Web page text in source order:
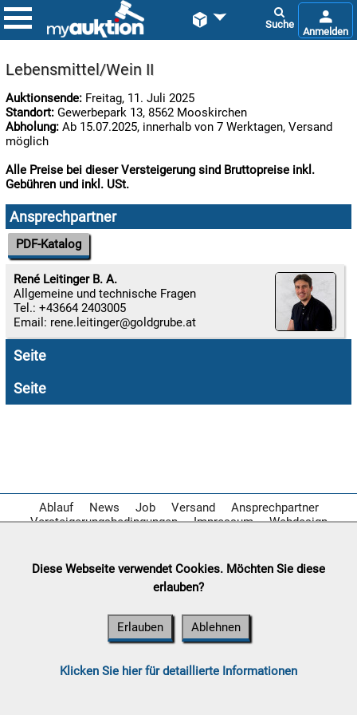
 
09.08:
Chips
Blitzaktion

09.08:


09.08:
10.08:
Lebensmittel/Wein II
Auktionsende: Freitag, 11. Juli 2025
Standort: Gewerbepark 13, 8562 Mooskirchen
Abholung: Ab 15.07.2025, innerhalb von 7 Werktagen, Versand
möglich
Alle Preise bei dieser Versteigerung sind Bruttopreise inkl.
Gebühren und inkl. USt.
Ansprechpartner
PDF-Katalog
René Leitinger B. A.
Allgemeine und technische Fragen
Tel.: +43664 2403005
Email: rene.leitinger
Seite
Seite
Ablauf News Job Versand
Ansprechpartner
Versteigerungsbedingungen
Impressum Webdesign
Diese Webseite verwendet Cookies. Möchten Sie diese
erlauben?
Erlauben Ablehnen
Klicken Sie hier für detaillierte Informationen